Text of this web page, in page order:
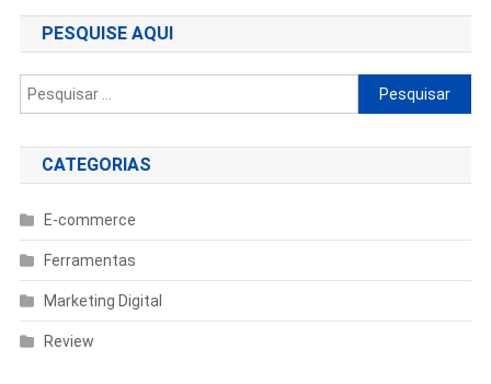
PESQUISE AQUI
Pesquisar
por:
CATEGORIAS
E-commerce
Ferramentas
Marketing Digital
Review